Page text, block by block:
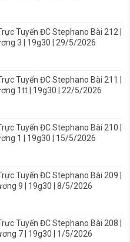
Tuyến ĐC Stephano Bài 212 |
3 | 19g30 | 29/5/2026
Tuyến ĐC Stephano Bài 211 |
1tt | 19g30 | 22/5/2026
Tuyến ĐC Stephano Bài 210 |
1 | 19g30 | 15/5/2026
Tuyến ĐC Stephano Bài 209 |
9 | 19g30 | 8/5/2026
Tuyến ĐC Stephano Bài 208 |
7 | 19g30 | 1/5/2026